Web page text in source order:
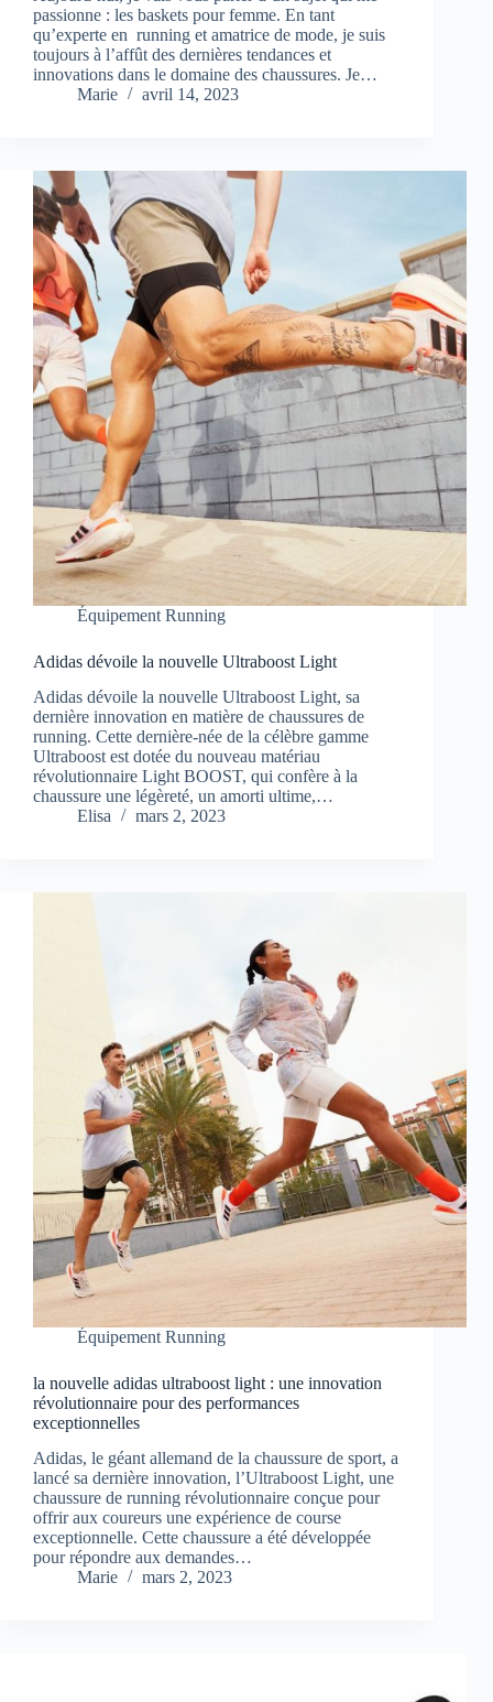
passionne : les baskets pour femme. En tant
qu’experte en running et amatrice de mode, je suis
toujours à l’affût des dernières tendances et
innovations dans le domaine des chaussures. Je…
Marie
avril 14, 2023
Équipement Running
Adidas dévoile la nouvelle Ultraboost Light
Adidas dévoile la nouvelle Ultraboost Light, sa
dernière innovation en matière de chaussures de
running. Cette dernière-née de la célèbre gamme
Ultraboost est dotée du nouveau matériau
révolutionnaire Light BOOST, qui confère à la
chaussure une légèreté, un amorti ultime,…
Elisa
mars 2, 2023
Équipement Running
la nouvelle adidas ultraboost light : une innovation
révolutionnaire pour des performances
exceptionnelles
Adidas, le géant allemand de la chaussure de sport, a
lancé sa dernière innovation, l’Ultraboost Light, une
chaussure de running révolutionnaire conçue pour
offrir aux coureurs une expérience de course
exceptionnelle. Cette chaussure a été développée
pour répondre aux demandes…
Marie
mars 2, 2023